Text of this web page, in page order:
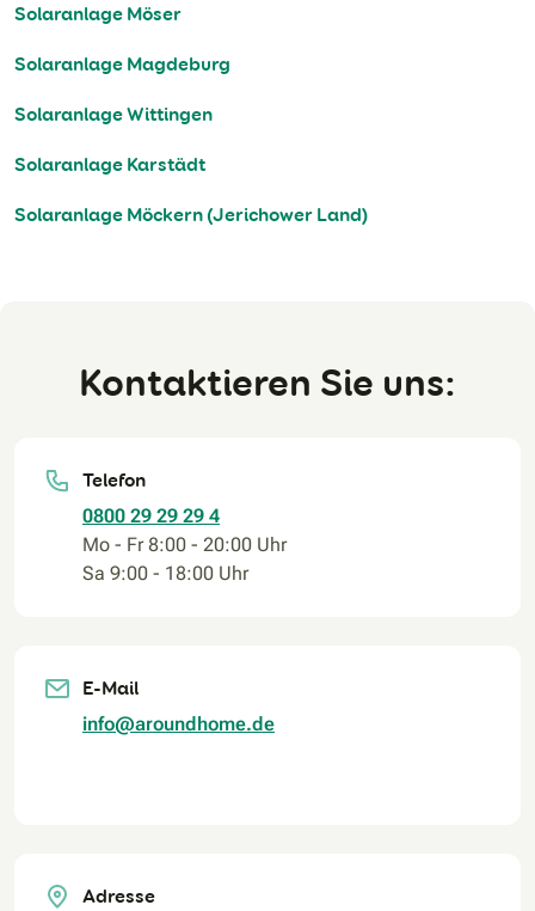
Solaranlage Möser
Solaranlage Magdeburg
Solaranlage Wittingen
Solaranlage Karstädt
Solaranlage Möckern (Jerichower Land)
Kontaktieren Sie uns:
Telefon
0800 29 29 29 4
Mo - Fr 8:00 - 20:00 Uhr
Sa 9:00 - 18:00 Uhr
E-Mail
info@aroundhome.de
Adresse